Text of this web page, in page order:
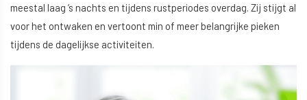
meestal laag ’s nachts en tijdens rustperiodes overdag. Zij stijgt al
voor het ontwaken en vertoont min of meer belangrijke pieken
tijdens de dagelijkse activiteiten.